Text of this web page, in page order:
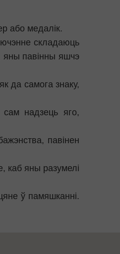
або медалік.
складаюць
яны павінны яшчэ
да самога знаку,
надзець яго,
павінен
каб яны разумелі
ў памяшканні.